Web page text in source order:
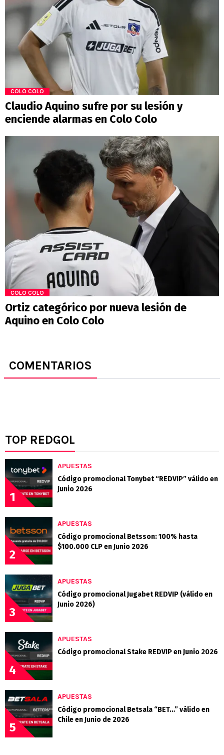
COLO COLO
Claudio Aquino sufre por su lesión y
enciende alarmas en Colo Colo
COLO COLO
Ortiz categórico por nueva lesión de
Aquino en Colo Colo
COMENTARIOS
TOP REDGOL
1
APUESTAS
Código promocional Tonybet “REDVIP” válido en
Junio 2026
2
APUESTAS
Código promocional Betsson: 100% hasta
$100.000 CLP en Junio 2026
3
APUESTAS
Código promocional Jugabet REDVIP (válido en
Junio 2026)
4
APUESTAS
Código promocional Stake REDVIP en Junio 2026
5
APUESTAS
Código promocional Betsala “BET…” válido en
Chile en Junio de 2026